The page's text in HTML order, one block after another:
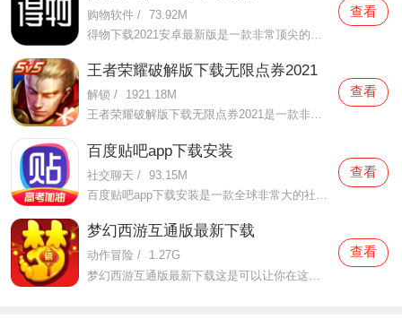
购物软件 / 73.92M
查看
王者荣耀破解版下载无限点券2021
解锁 /
1921.18M
王者荣耀破解版下载无限点券2021是一款非常火热的手机游戏。在这款王者荣耀破解版下载无限点券2021中有着非常好用的辅助工具，在这里面你可以轻轻松松就获得点券的使用，而且还是可以无限使用的哦，完全没有受限制，只要你下载了这款王者荣耀破解版下载无限点券2021之后就可以
查看
百度贴吧app下载安装
社交聊天 / 93.15M
查看
梦幻西游互通版最新下载
动作冒险 /
1.27G
梦幻西游互通版最新下载这是可以让你在这里得到很多不一样的快乐互动内容的手机软件，不只是可以自由的去欣赏到很多不一样的欢乐内容，还有各种精彩的战斗模式可以给你全新的体验，大家在这里还可以自由的和很多的小伙伴们一起开心的进行各种战斗，进行有趣的开黑，感受到
查看